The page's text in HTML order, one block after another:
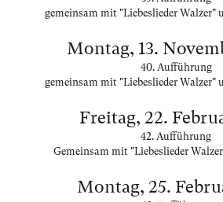
gemeinsam mit "Liebeslieder Walzer"
Montag, 13.
40. Aufführung
gemeinsam mit "Liebeslieder Walzer"
Freitag, 22.
42. Aufführung
Gemeinsam mit "Liebeslieder
Montag, 25.